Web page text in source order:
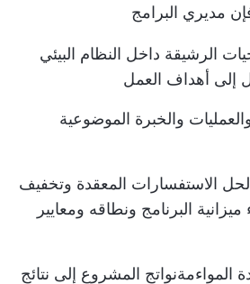
مديري البرامج
الرشيقة داخل النظام البيئي
إلى أهداف العمل
والخبرة الموضوعية
الاستفسارات المعقدة وتخفيف
البرنامج ونطاقه ومعايير
المواءمةنواتج المشروع إلى نتائج